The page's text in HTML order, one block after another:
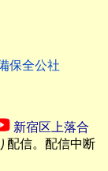
保全公社
新宿区上落合
配信。配信中断